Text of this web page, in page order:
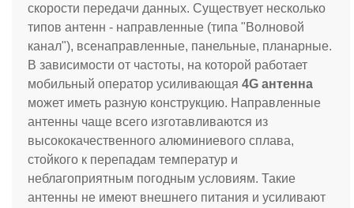
скорости передачи данных. Существует несколько
типов антенн - направленные (типа "Волновой
канал"), всенаправленные, панельные, планарные.
В зависимости от частоты, на которой работает
мобильный оператор усиливающая 4G антенна
может иметь разную конструкцию. Направленные
антенны чаще всего изготавливаются из
высококачественного алюминиевого сплава,
стойкого к перепадам температур и
неблагоприятным погодным условиям. Такие
антенны не имеют внешнего питания и усиливают